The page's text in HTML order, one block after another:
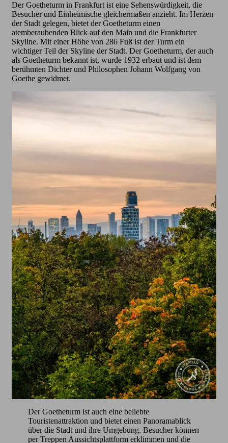
Der Goetheturm in Frankfurt ist eine Sehenswürdigkeit, die
Besucher und Einheimische gleichermaßen anzieht. Im Herzen
der Stadt gelegen, bietet der Goetheturm einen
atemberaubenden Blick auf den Main und die Frankfurter
Skyline. Mit einer Höhe von 286 Fuß ist der Turm ein
wichtiger Teil der Skyline der Stadt. Der Goetheturm, der auch
als Goetheturm bekannt ist, wurde 1932 erbaut und ist dem
berühmten Dichter und Philosophen Johann Wolfgang von
Goethe gewidmet.
Der Goetheturm ist auch eine beliebte
Touristenattraktion und bietet einen Panoramablick
über die Stadt und ihre Umgebung. Besucher können
per Treppen Aussichtsplattform erklimmen und die